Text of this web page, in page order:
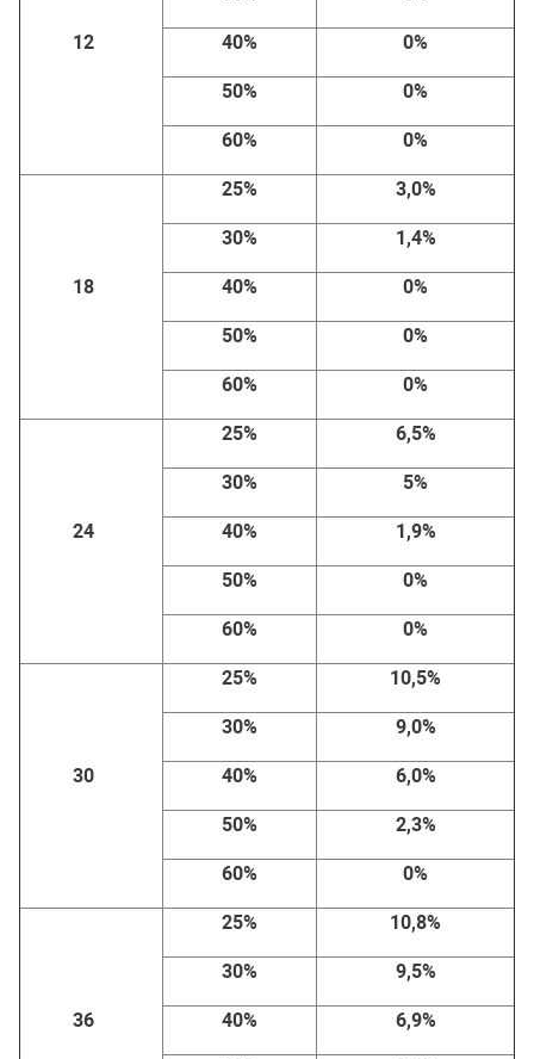
12 40% 0%
50% 0%
60% 0%
18
25% 3,0%
30% 1,4%
40% 0%
50% 0%
60% 0%
24
25% 6,5%
30% 5%
40% 1,9%
50% 0%
60% 0%
30
25% 10,5%
30% 9,0%
40% 6,0%
50% 2,3%
60% 0%
36
25% 10,8%
30% 9,5%
40% 6,9%